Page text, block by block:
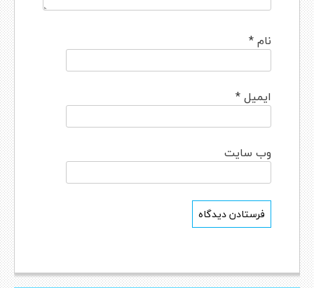
نام*
ایمیل*
وب‌ سایت